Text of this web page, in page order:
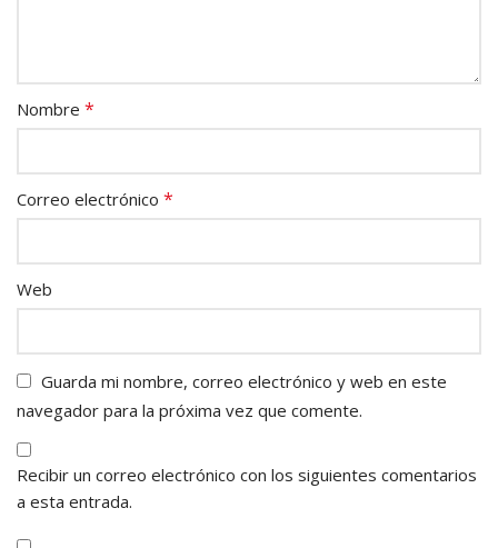
Nombre *
Correo electrónico *
Web
Guarda mi nombre, correo electrónico y web en este
navegador para la próxima vez que comente.
Recibir un correo electrónico con los siguientes comentarios
a esta entrada.